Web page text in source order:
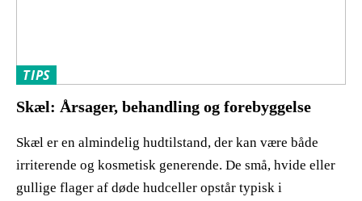
TIPS
Skæl: Årsager, behandling og forebyggelse
Skæl er en almindelig hudtilstand, der kan være både
irriterende og kosmetisk generende. De små, hvide eller
gullige flager af døde hudceller opstår typisk i